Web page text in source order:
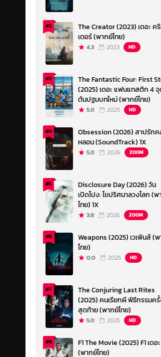
#2
The Creator (2023) เดอะ ครี
เตอร์ (พากย์ไทย)
4.3 2023 HD
#3
The Fantastic Four: First
(2025) เดอะ แฟนแทสติก 4 จุ
ต้นปฐมบทใหม่ (พากย์ไทย)
5.0 2025 HD
#4
Obsession (2026) สาปรัก
หลอน (SoundTrack) 1X
5.0 2026 ZOOM
#5
Disclosure Day (2026) วัน
เปิดโปง: ไขปริศนาลวงโลก (
ไทย) 1X
3.8 2026 ZOOM
#6
Weapons (2025) เวเพินส์ (
ไทย)
0.0 2025 HD
#7
The Conjuring Last Rites
(2025) คนเรียกผี พิธีกรรมค
สุดท้าย (พากย์ไทย)
5.0 2025 HD
#8
F1 The Movie (2025) F1 เดอ
(พากย์ไทย)